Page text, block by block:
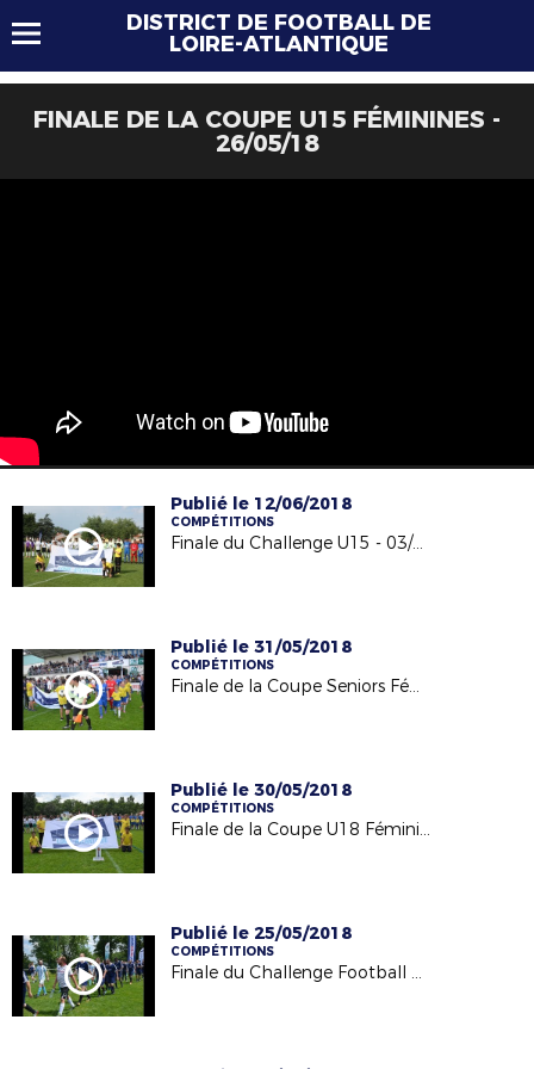
DISTRICT DE FOOTBALL DE
LOIRE-ATLANTIQUE
FINALE DE LA COUPE U15 FÉMININES -
26/05/18
Publié le 12/06/2018
COMPÉTITIONS
Finale du Challenge U15 - 03/06/18
Publié le 31/05/2018
COMPÉTITIONS
Finale de la Coupe Seniors Féminine - 26/05/18
Publié le 30/05/2018
COMPÉTITIONS
Finale de la Coupe U18 Féminines - 26/05/18
Publié le 25/05/2018
COMPÉTITIONS
Finale du Challenge Football Entreprise - 21/05/18